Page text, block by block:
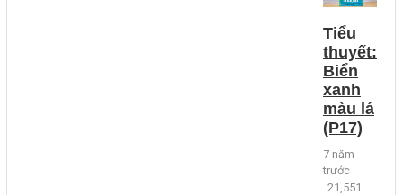
Tiểu
thuyết:
Biển
xanh
màu lá
(P17)
7 năm
trước
21,551